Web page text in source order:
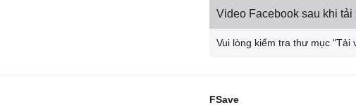
Video Facebook sau khi
Vui lòng kiểm tra thư mục "Tải
FSave